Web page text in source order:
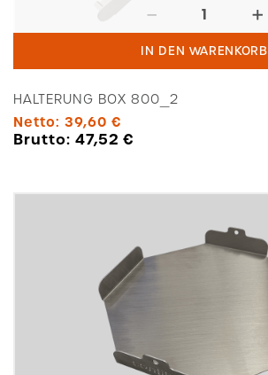
Box
IN DEN WARENKORB
HALTERUNG BOX 800_2
Netto: 39,60 €
Brutto: 47,52€